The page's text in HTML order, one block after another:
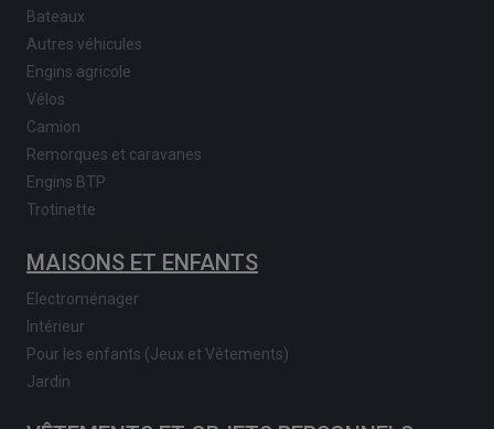
Bateaux
Autres véhicules
Engins agricole
Vélos
Camion
Remorques et caravanes
Engins BTP
Trotinette
MAISONS ET ENFANTS
Electroménager
Intérieur
Pour les enfants (Jeux et Vêtements)
Jardin